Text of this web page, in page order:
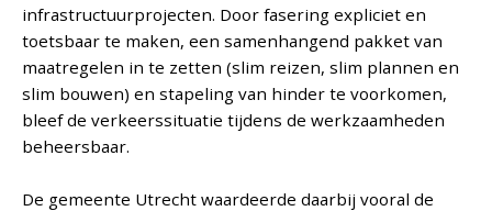
infrastructuurprojecten. Door fasering expliciet en
toetsbaar te maken, een samenhangend pakket van
maatregelen in te zetten (slim reizen, slim plannen en
slim bouwen) en stapeling van hinder te voorkomen,
bleef de verkeerssituatie tijdens de werkzaamheden
beheersbaar.
De gemeente Utrecht waardeerde daarbij vooral de